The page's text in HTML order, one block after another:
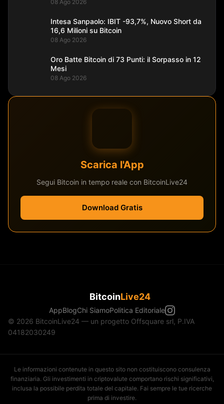
08 Ago 2026
Intesa Sanpaolo: IBIT -93,7%, Nuovo Short da
16,6 Milioni su Bitcoin
08 Ago 2026
Oro Batte Bitcoin di 73 Punti: il Sorpasso in 12
Mesi
08 Ago 2026
Scarica l'App
Segui Bitcoin in tempo reale con BitcoinLive24
Download Gratis
BitcoinLive24
AppBlogChi SiamoPolitica Editoriale
© 2026 BitcoinLive24 — un progetto Offsquare srl, P.IVA
04182030249
Le informazioni contenute in questo sito non costituiscono consulenza
finanziaria. Gli investimenti in criptovalute comportano rischi significativi,
inclusa la possibile perdita totale del capitale. Fai sempre le tue ricerche
prima di investire.